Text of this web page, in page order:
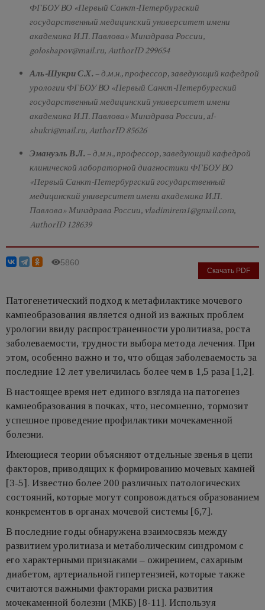
ФГБОУ ВО «Первый Санкт-Петербургский
государственный медицинский университет имени
академика И.П. Павлова» Минздрава России,
goloshapov@mail.ru, AuthorID 299654
Аль-Шукри С.Х. – д.м.н., профессор, заведующий кафедрой
урологии ФГБОУ ВО «Первый Санкт-Петербургский
государственный медицинский университет имени
академика И.П. Павлова» Минздрава России, al-
shukri@mail.ru, AuthorID 85626
Эмануэль В.Л. – д.м.н., профессор, заведующий кафедрой
клинической лабораторной диагностики ФГБОУ ВО
«Первый Санкт-Петербургский государственный
медицинский университет имени академика И.П.
Павлова» Минздрава России, vladimirem1@gmail.com,
AuthorID 128639
5860
Скачать PDF
Патогенетический подход к метафилактике мочевого
камнеобразования является одной из важных проблем
урологии ввиду распространенности уролитиаза, роста
заболеваемости, трудности выбора метода лечения. При
этом, особенно важно и то, что общая заболеваемость за
последние 12 лет увеличилась более чем в 1,5 раза [1,2].
В настоящее время нет единого взгляда на патогенез
камнеобразования в почках, что, несомненно, тормозит
успешное проведение профилактики мочекаменной
болезни.
Имеющиеся теории объясняют отдельные звенья в цепи
факторов, приводящих к формированию мочевых камней
[3-5]. Известно более 200 различных патологических
состояний, которые могут сопровождаться образованием
конкрементов в органах мочевой системы [6,7].
В последние годы обнаружена взаимосвязь между
развитием уролитиаза и метаболическим синдромом с
его характерными признаками – ожирением, сахарным
диабетом, артериальной гипертензией, которые также
считаются важными факторами риска развития
мочекаменной болезни (МКБ) [8-11]. Используя